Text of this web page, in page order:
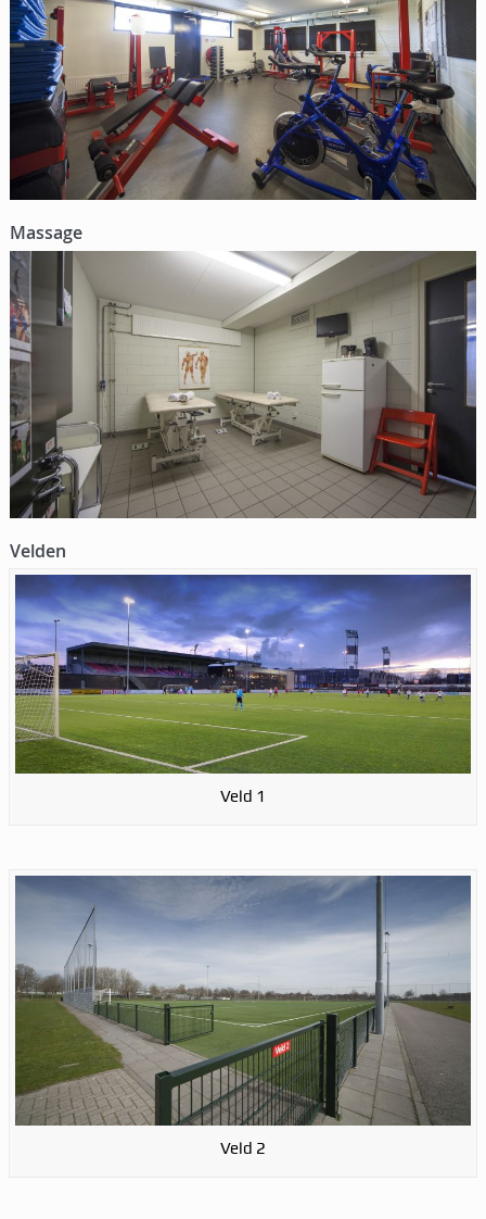
Massage
Velden
Veld 1
Veld 2